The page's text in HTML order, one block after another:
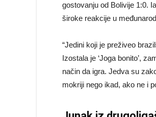
gostovanju od Bolivije 1:0.
široke reakcije u
“Jedini koji je preživeo
Izostala je ‘Joga bonito’,
način da igra. Jedva su
mokriji nego ikad, ako ne i